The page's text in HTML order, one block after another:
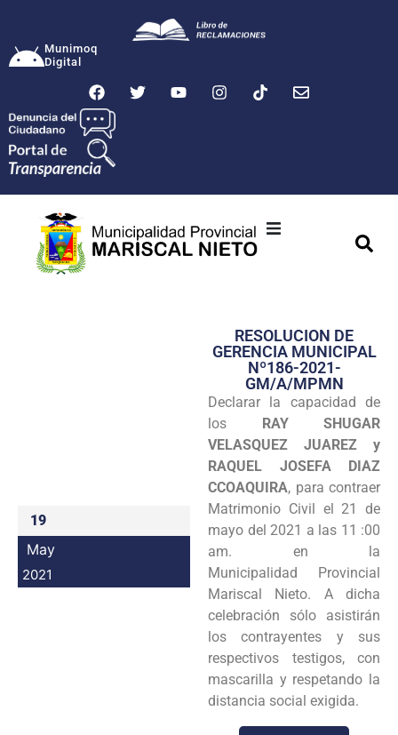
Munimoq
Digital
Transparencia
Seguridad
Programas
Intranet
19
May
2021
RESOLUCION DE
GERENCIA MUNICIPAL
Nº186-2021-
GM/A/MPMN
Declarar la capacidad de
los RAY SHUGAR
VELASQUEZ JUAREZ y
RAQUEL JOSEFA DIAZ
CCOAQUIRA, para contraer
Matrimonio Civil el 21 de
mayo del 2021 a las 11 :00
am. en la
Municipalidad Provincial
Mariscal Nieto. A dicha
celebración sólo asistirán
los contrayentes y sus
respectivos testigos, con
mascarilla y respetando la
distancia social exigida.